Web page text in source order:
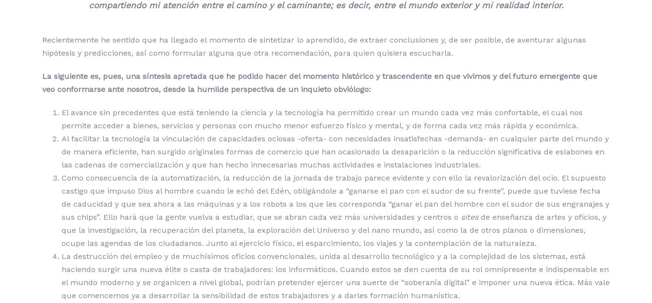
compartiendo mi atención entre el camino y el caminante; es decir, entre el mundo exterior y mi realidad interior.
Recientemente he sentido que ha llegado el momento de sintetizar lo aprendido, de extraer conclusiones y, de ser posible, de aventurar algunas
hipótesis y predicciones, así como formular alguna que otra recomendación, para quien quisiera escucharla.
La siguiente es, pues, una síntesis apretada que he podido hacer del momento histórico y trascendente en que vivimos y del futuro emergente que
veo conformarse ante nosotros, desde la humilde perspectiva de un inquieto obviólogo:
El avance sin precedentes que está teniendo la ciencia y la tecnología ha permitido crear un mundo cada vez más confortable, el cual nos
permite acceder a bienes, servicios y personas con mucho menor esfuerzo físico y mental, y de forma cada vez más rápida y económica.
Al facilitar la tecnología la vinculación de capacidades ociosas -oferta- con necesidades insatisfechas -demanda- en cualquier parte del mundo y
de manera eficiente, han surgido originales formas de comercio que han ocasionado la desaparición o la reducción significativa de eslabones en
las cadenas de comercialización y que han hecho innecesarias muchas actividades e instalaciones industriales.
Como consecuencia de la automatización, la reducción de la jornada de trabajo parece evidente y con ello la revalorización del ocio. El supuesto
castigo que impuso Dios al hombre cuando le echó del Edén, obligándole a “ganarse el pan con el sudor de su frente”, puede que tuviese fecha
de caducidad y que sea ahora a las máquinas y a los robots a los que les corresponda “ganar el pan del hombre con el sudor de sus engranajes y
sus chips”. Ello hará que la gente vuelva a estudiar, que se abran cada vez más universidades y centros o sitesde enseñanza de artes y oficios, y
que la investigación, la recuperación del planeta, la exploración del Universo y del nano mundo, así como la de otros planos o dimensiones,
ocupe las agendas de los ciudadanos. Junto al ejercicio físico, el esparcimiento, los viajes y la contemplación de la naturaleza.
La destrucción del empleo y de muchísimos oficios convencionales, unida al desarrollo tecnológico y a la complejidad de los sistemas, está
haciendo surgir una nueva élite o casta de trabajadores: los informáticos. Cuando estos se den cuenta de su rol omnipresente e indispensable en
el mundo moderno y se organicen a nivel global, podrían pretender ejercer una suerte de “soberanía digital” e imponer una nueva ética. Más vale
que comencemos ya a desarrollar la sensibilidad de estos trabajadores y a darles formación humanística.